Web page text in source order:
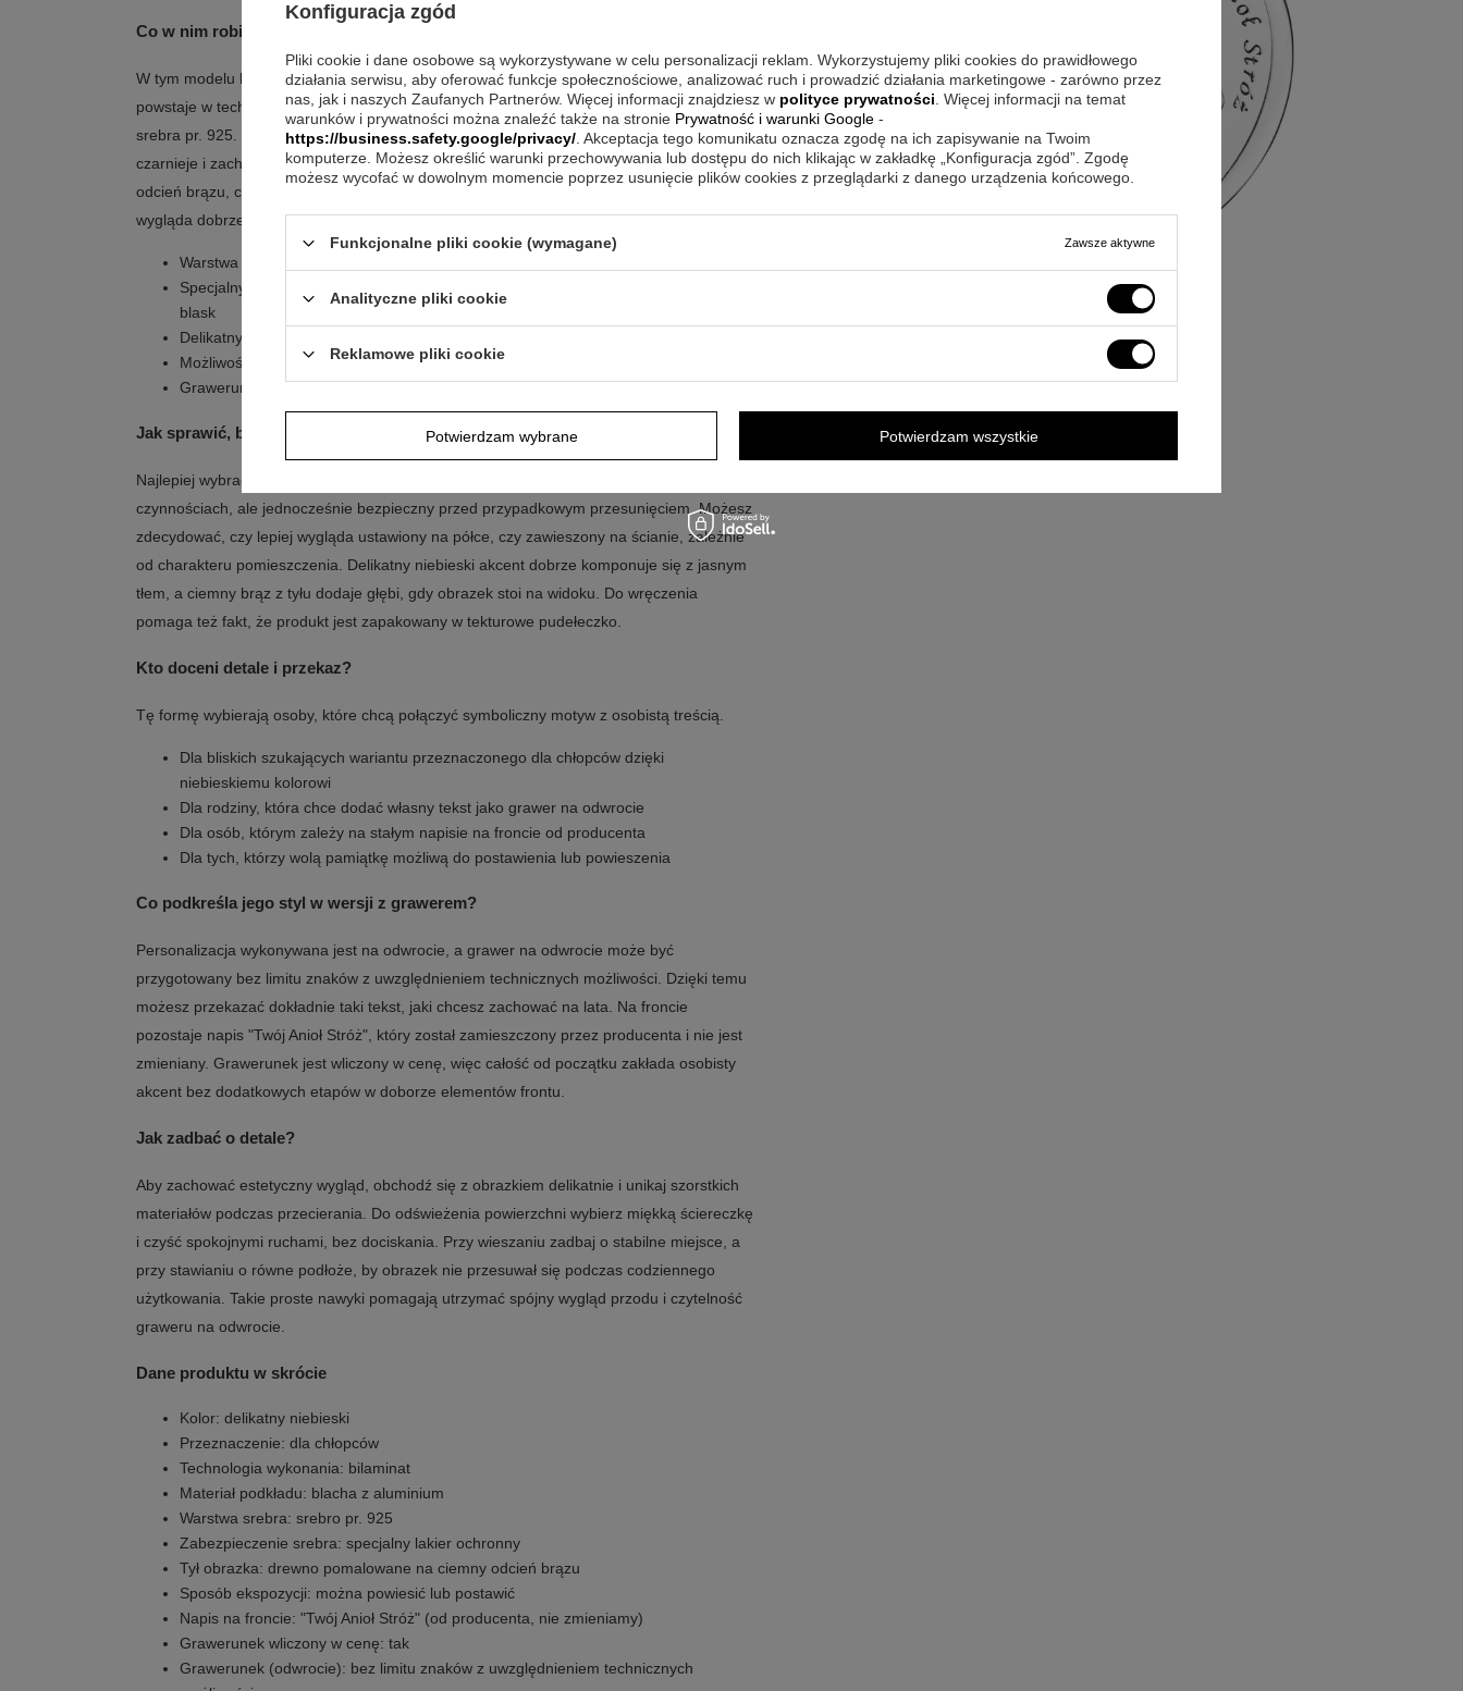
Co w nim robi największą różnicę?
W tym modelu liczą się detale wykonania i jasne zasady personalizacji. Płaskorzeźba
powstaje w technologii bilaminatu, gdzie na blachę z aluminium nakładana jest warstwa
srebra pr. 925. Zastosowano też specjalny lakier ochronny, dzięki któremu srebro nie
czarnieje i zachowuje swój blask. Z tyłu znajduje się drewno pomalowane na ciemny
odcień brązu, co tworzy eleganckie tło dla graweru. Całość daje efekt pamiątki, która
wygląda dobrze zarówno na co dzień, jak i w ważnym dniu.
Warstwa srebra pr. 925 na podkładzie z aluminium w technologii bilaminatu
Specjalny lakier ochronny, dzięki któremu srebro nie czarnieje i zachowuje swój
blask
Delikatny niebieski kolor przeznaczony dla chłopców
Możliwość ekspozycji jako element widoczny w domu
Grawerunek wliczony w cenę
Jak sprawić, by cieszył oko na co dzień?
Najlepiej wybrać miejsce, w którym obrazek będzie widoczny przy codziennych
czynnościach, ale jednocześnie bezpieczny przed przypadkowym przesunięciem. Możesz
zdecydować, czy lepiej wygląda ustawiony na półce, czy zawieszony na ścianie, zależnie
od charakteru pomieszczenia. Delikatny niebieski akcent dobrze komponuje się z jasnym
tłem, a ciemny brąz z tyłu dodaje głębi, gdy obrazek stoi na widoku. Do wręczenia
pomaga też fakt, że produkt jest zapakowany w tekturowe pudełeczko.
Kto doceni detale i przekaz?
Tę formę wybierają osoby, które chcą połączyć symboliczny motyw z osobistą treścią.
Dla bliskich szukających wariantu przeznaczonego dla chłopców dzięki
niebieskiemu kolorowi
Dla rodziny, która chce dodać własny tekst jako grawer na odwrocie
Dla osób, którym zależy na stałym napisie na froncie od producenta
Dla tych, którzy wolą pamiątkę możliwą do postawienia lub powieszenia
Co podkreśla jego styl w wersji z grawerem?
Personalizacja wykonywana jest na odwrocie, a grawer na odwrocie może być
przygotowany bez limitu znaków z uwzględnieniem technicznych możliwości. Dzięki temu
możesz przekazać dokładnie taki tekst, jaki chcesz zachować na lata. Na froncie
pozostaje napis "Twój Anioł Stróż", który został zamieszczony przez producenta i nie jest
zmieniany. Grawerunek jest wliczony w cenę, więc całość od początku zakłada osobisty
akcent bez dodatkowych etapów w doborze elementów frontu.
Jak zadbać o detale?
Aby zachować estetyczny wygląd, obchodź się z obrazkiem delikatnie i unikaj szorstkich
materiałów podczas przecierania. Do odświeżenia powierzchni wybierz miękką ściereczkę
i czyść spokojnymi ruchami, bez dociskania. Przy wieszaniu zadbaj o stabilne miejsce, a
przy stawianiu o równe podłoże, by obrazek nie przesuwał się podczas codziennego
użytkowania. Takie proste nawyki pomagają utrzymać spójny wygląd przodu i czytelność
graweru na odwrocie.
Dane produktu w skrócie
Kolor: delikatny niebieski
Przeznaczenie: dla chłopców
Technologia wykonania: bilaminat
Materiał podkładu: blacha z aluminium
Warstwa srebra: srebro pr. 925
Zabezpieczenie srebra: specjalny lakier ochronny
Tył obrazka: drewno pomalowane na ciemny odcień brązu
Sposób ekspozycji: można powiesić lub postawić
Napis na froncie: "Twój Anioł Stróż" (od producenta, nie zmieniamy)
Grawerunek wliczony w cenę: tak
Grawerunek (odwrocie): bez limitu znaków z uwzględnieniem technicznych
Konfiguracja zgód
Pliki cookie i dane osobowe są wykorzystywane w celu personalizacji reklam. Wykorzystujemy pliki cookies do prawidłowego
działania serwisu, aby oferować funkcje społecznościowe, analizować ruch i prowadzić działania marketingowe - zarówno przez
nas, jak i naszych Zaufanych Partnerów. Więcej informacji znajdziesz w polityce prywatności . Więcej informacji na temat
warunków i prywatności można znaleźć także na stronie Prywatność i warunki Google -
https://business.safety.google/privacy/ . Akceptacja tego komunikatu oznacza zgodę na ich zapisywanie na Twoim
komputerze. Możesz określić warunki przechowywania lub dostępu do nich klikając w zakładkę „Konfiguracja zgód”. Zgodę
możesz wycofać w dowolnym momencie poprzez usunięcie plików cookies z przeglądarki z danego urządzenia końcowego.
Funkcjonalne pliki cookie (wymagane) Zawsze aktywne
Analityczne pliki cookie
Reklamowe pliki cookie
Potwierdzam wybrane Potwierdzam wszystkie